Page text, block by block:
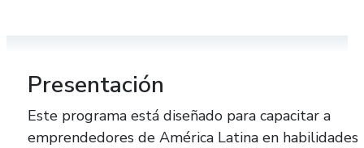
Presentación
Este programa está diseñado para capacitar a
emprendedores de América Latina en habilidades